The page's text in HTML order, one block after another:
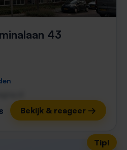
43
Bekijk & reageer →
Tip!